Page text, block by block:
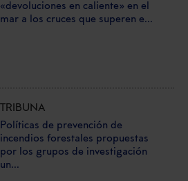
«devoluciones en caliente» en el
mar a los cruces que superen e...
TRIBUNA
Políticas de prevención de
incendios forestales propuestas
por los grupos de investigación
un...